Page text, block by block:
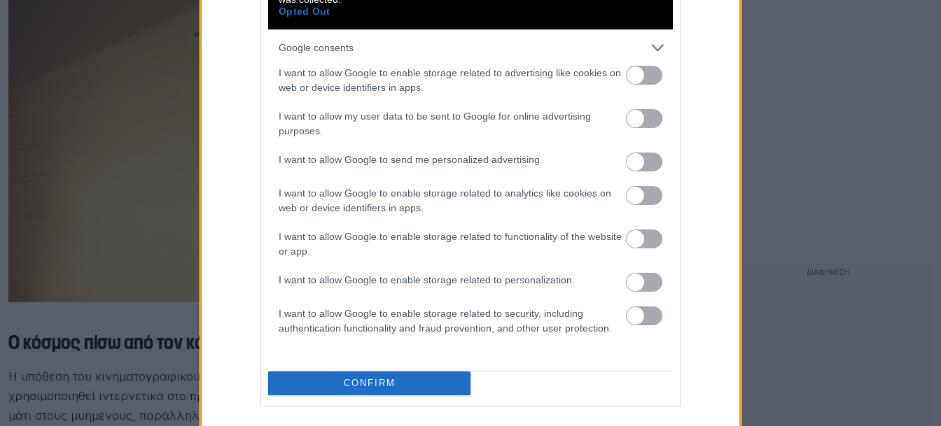
Opted Out
Google consents
I want to allow Google to enable storage related to advertising like cookies on
web or device identifiers in apps.
I want to allow my user data to be sent to Google for online advertising
purposes.
I want to allow Google to send me personalized advertising.
I want to allow Google to enable storage related to analytics like cookies on
web or device identifiers in apps.
I want to allow Google to enable storage related to functionality of the website
or app.
I want to allow Google to enable storage related to personalization.
I want to allow Google to enable storage related to security, including
authentication functionality and fraud prevention, and other user protection.
CONFIRM
Ο κόσμος πίσω από τον κόσμο
Η υπόθεση του κινηματογραφικού «Backrooms» βασίζεται νοερά σε ιδέες και πλοκές που έχουν
χρησιμοποιηθεί ιντερνετικά στο πρόσφατο παρελθόν, όμως ο Πάρσονς καθώς κλείνει συνωμοτικά το
μάτι στους μυημένους, παράλληλα δίνει το έναυσμα για κάτι καινούριο. Όλα ξεκινούν όταν ο